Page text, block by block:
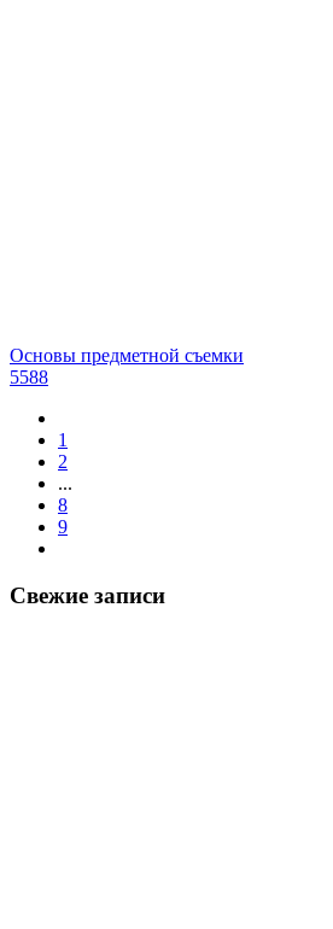
Основы предметной съемки
5588
1
2
...
8
9
Свежие записи